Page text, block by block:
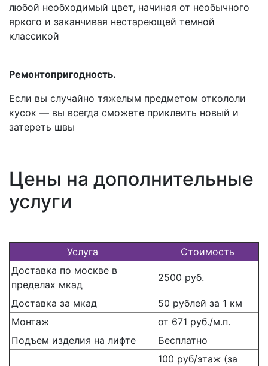
любой необходимый цвет, начиная от необычного
яркого и заканчивая нестареющей темной
классикой
Ремонтопригодность.
Если вы случайно тяжелым предметом откололи
кусок — вы всегда сможете приклеить новый и
затереть швы
Цены на дополнительные
услуги
Услуга
Стоимость
Доставка по москве в
пределах мкад
2500 руб.
Доставка за мкад
50 рублей за 1 км
Монтаж
от 671 руб./м.п.
Подъем изделия на лифте
Бесплатно
100 руб/этаж (за